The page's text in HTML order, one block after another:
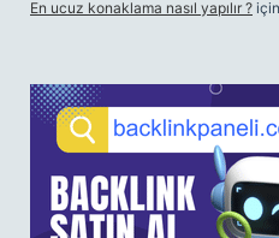
En ucuz konaklama nasıl yapılır ? için